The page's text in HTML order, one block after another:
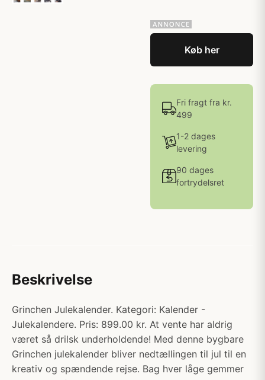
Køb her
Fri fragt fra kr.
499
1-2 dages
levering
90 dages
fortrydelsret
Beskrivelse
Grinchen Julekalender. Kategori: Kalender -
Julekalendere. Pris: 899.00 kr. At vente har aldrig
været så drilsk underholdende! Med denne bygbare
Grinchen julekalender bliver nedtællingen til jul til en
kreativ og spændende rejse. Bag hver låge gemmer